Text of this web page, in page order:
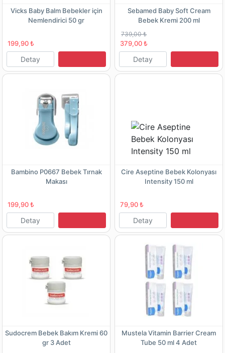
Vicks Baby Balm Bebekler için
Nemlendirici 50 gr
199,90 ₺
Detay
Sebamed Baby Soft Cream
Bebek Kremi 200 ml
739,00 ₺
379,00 ₺
Detay
Bambino P0667 Bebek Tırnak
Makası
199,90 ₺
Detay
Cire Aseptine Bebek Kolonyası
Intensity 150 ml
79,90 ₺
Detay
Sudocrem Bebek Bakım Kremi 60
gr 3 Adet
Mustela Vitamin Barrier Cream
Tube 50 ml 4 Adet